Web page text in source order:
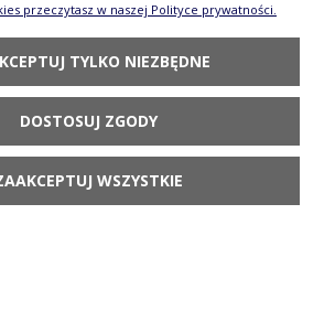
GM13 Manufaktura w
DO KOSZYKA
przeczytasz w naszej Polityce prywatności.
TYLKO NIEZBĘDNE
DOSTOSUJ ZGODY
WSZYSTKIE